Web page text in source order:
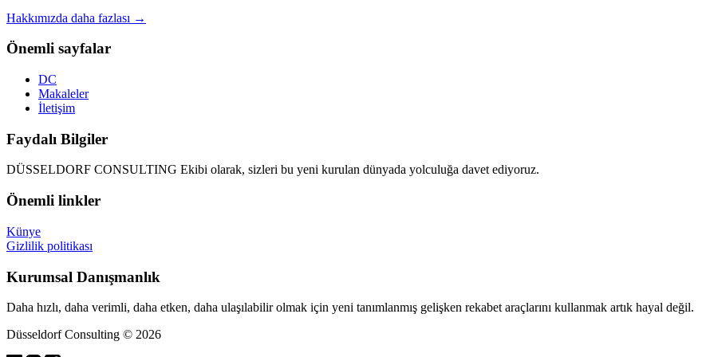
Hakkımızda daha fazlası →
Önemli sayfalar
DC
Makaleler
İletişim
Faydalı Bilgiler
DÜSSELDORF CONSULTING Ekibi olarak, sizleri bu yeni kurulan dünyada yolculuğa davet ediyoruz.
Önemli linkler
Künye
Gizlilik politikası
Kurumsal Danışmanlık
Daha hızlı, daha verimli, daha etken, daha ulaşılabilir olmak için yeni tanımlanmış gelişken rekabet araçlarını kullanmak artık hayal değil.
Düsseldorf Consulting © 2026